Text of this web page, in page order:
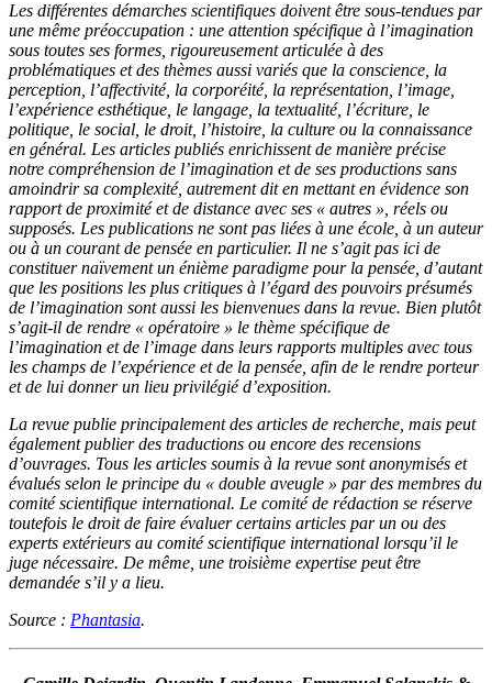
Les différentes démarches scientifiques doivent être sous-tendues par
une même préoccupation : une attention spécifique à l’imagination
sous toutes ses formes, rigoureusement articulée à des
problématiques et des thèmes aussi variés que la conscience, la
perception, l’affectivité, la corporéité, la représentation, l’image,
l’expérience esthétique, le langage, la textualité, l’écriture, le
politique, le social, le droit, l’histoire, la culture ou la connaissance
en général. Les articles publiés enrichissent de manière précise
notre compréhension de l’imagination et de ses productions sans
amoindrir sa complexité, autrement dit en mettant en évidence son
rapport de proximité et de distance avec ses « autres », réels ou
supposés. Les publications ne sont pas liées à une école, à un auteur
ou à un courant de pensée en particulier. Il ne s’agit pas ici de
constituer naïvement un énième paradigme pour la pensée, d’autant
que les positions les plus critiques à l’égard des pouvoirs présumés
de l’imagination sont aussi les bienvenues dans la revue. Bien plutôt
s’agit-il de rendre « opératoire » le thème spécifique de
l’imagination et de l’image dans leurs rapports multiples avec tous
les champs de l’expérience et de la pensée, afin de le rendre porteur
et de lui donner un lieu privilégié d’exposition.
La revue publie principalement des articles de recherche, mais peut
également publier des traductions ou encore des recensions
d’ouvrages. Tous les articles soumis à la revue sont anonymisés et
évalués selon le principe du « double aveugle » par des membres du
comité scientifique international. Le comité de rédaction se réserve
toutefois le droit de faire évaluer certains articles par un ou des
experts extérieurs au comité scientifique international lorsqu’il le
juge nécessaire. De même, une troisième expertise peut être
demandée s’il y a lieu.
Source : Phantasia.